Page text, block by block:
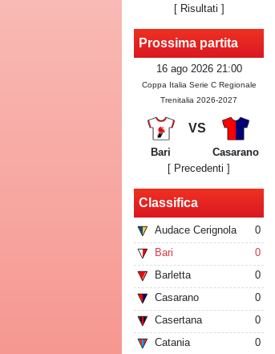
[ Risultati ]
Prossima partita
16 ago 2026 21:00
Coppa Italia Serie C Regionale
Trenitalia 2026-2027
VS
Bari
Casarano
[ Precedenti ]
Classifica
Audace Cerignola
0
Bari
0
Barletta
0
Casarano
0
Casertana
0
Catania
0